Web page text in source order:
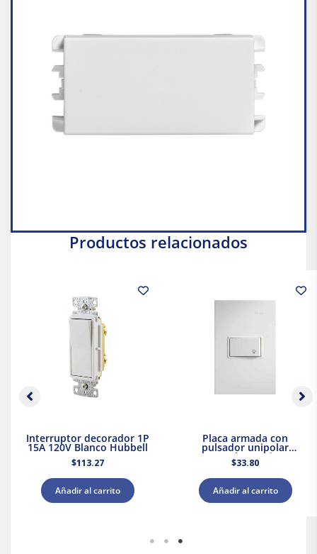
Productos relacionados
Interruptor decorador 1P
15A 120V Blanco Hubbell
$113.27
Añadir al carrito
Placa armada con
pulsador unipolar
campana Blanco Simon 23
$33.80
Añadir al carrito